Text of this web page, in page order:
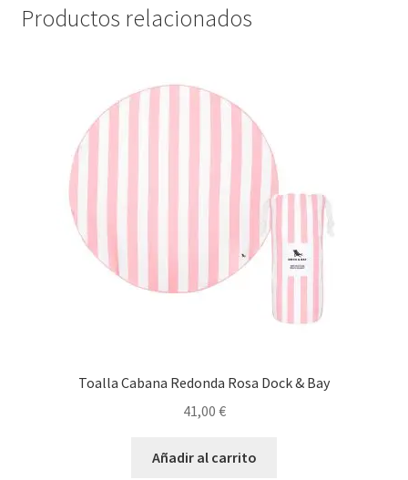
Productos relacionados
Toalla Cabana Redonda Rosa Dock & Bay
41,00 €
Añadir al carrito